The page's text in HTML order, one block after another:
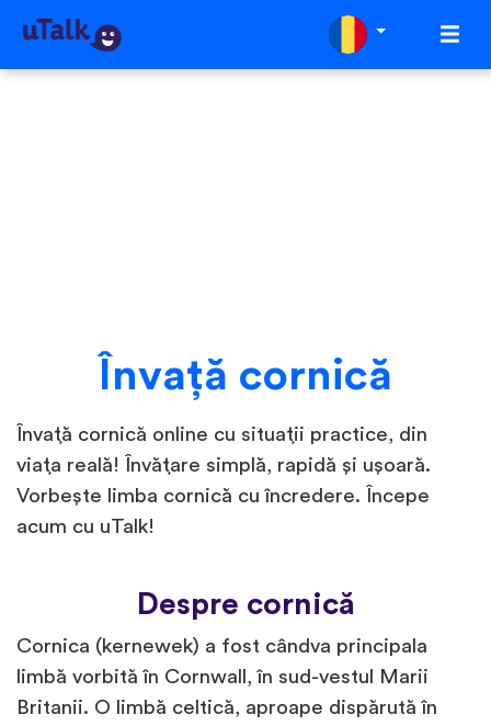
Învaţă cornică
Învață cornică online cu situații practice, din
viața reală! Învățare simplă, rapidă și ușoară.
Vorbește limba cornică cu încredere. Începe
acum cu uTalk!
Despre cornică
Cornica (kernewek) a fost cândva principala
limbă vorbită în Cornwall, în sud-vestul Marii
Britanii. O limbă celtică, aproape dispărută în